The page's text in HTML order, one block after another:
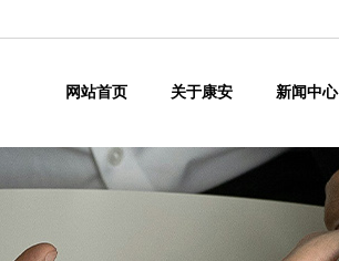
网站首页 关于康安 新闻中心